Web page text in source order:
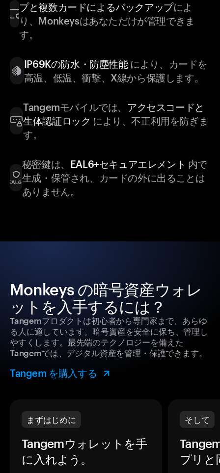
プと複数カードによるバックアップによ
り、Monkeysはあなただけが管理できま
す。
IP69Kの防水・防塵性能により、カードを
高温、低温、衝撃、X線から保護します。
Tangemモバイルでは、 アクセスコードと
生体認証ロック により、不正利用を防ぎま
す。
秘密鍵は、 EAL6+セキュアエレメント 内で
生成・保管され、カードの外に出ることは
ありません。
Monkeys の暗号資産ウォレ
ットを入手するには？
Tangemプロダクトは初心者から専門家まで、あらゆ
る人に適しています。暗号資産を安全に保ち、管理し
やすくします。最先端のテクノロジーを備えた
Tangemでは、デジタル資産を管理・保護できます。
Tangem を購入する
まずはじめに
Tangemウォレットを手
に入れよう。
そして
プリと